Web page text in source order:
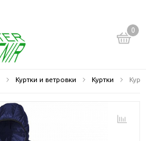
0
Куртки и ветровки Куртки